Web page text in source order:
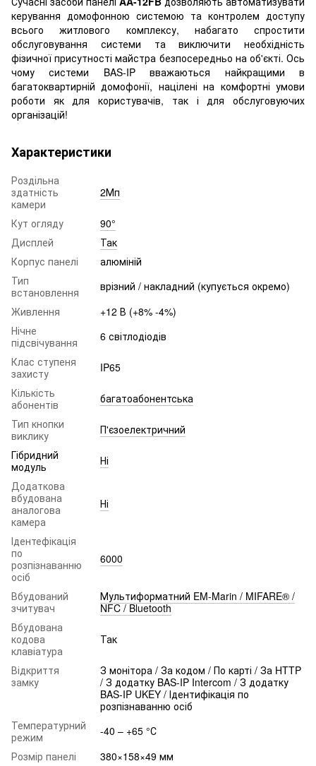
керування домофонною системою та контролем доступу
всього житлового комплексу, набагато спростити
обслуговування системи та виключити необхідність
фізичної присутності майстра безпосередньо на об'єкті. Ось
чому системи BAS-IP вважаються найкращими в
багатоквартирній домофонії, націлені на комфортні умови
роботи як для користувачів, так і для обслуговуючих
організацій!
Характеристики
Роздільна
здатність
камери
2Мп
Кут огляду
90°
Дисплей
Так
Корпус панелі
алюміній
Тип
встановлення
врізний / накладний (купується окремо)
Живлення
+12 В (+8% -4%)
Нічне
підсвічування
6 світлодіодів
Клас ступеня
захисту
IP65
Кількість
абонентів
багатоабонентська
Тип кнопки
виклику
П'єзоелектричний
Гібридний
модуль
Ні
Додаткова
вбудована
аналогова
камера
Ні
Ідентефікація
по
розпізнаванню
осіб
6000
Вбудований
зчитувач
Мультиформатний EM-Marin / MIFARE® /
NFC / Bluetooth
Вбудована
кодова
клавіатура
Так
Відкриття
замку
З монітора / За кодом / По карті / За HTTP
/ З додатку BAS-IP Intercom / З додатку
BAS-IP UKEY / Ідентифікація по
розпізнаванню осіб
Температурний
режим
-40 – +65 °С
Розмір панелі
380×158×49 мм